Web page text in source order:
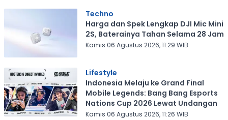
Techno
Harga dan Spek Lengkap DJI Mic Mini
2S, Baterainya Tahan Selama 28 Jam
Kamis 06 Agustus 2026, 11:29 WIB
Lifestyle
Indonesia Melaju ke Grand Final
Mobile Legends: Bang Bang Esports
Nations Cup 2026 Lewat Undangan
Kamis 06 Agustus 2026, 11:26 WIB